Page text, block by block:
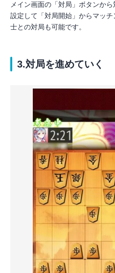
メイン画面の「対局」ボタンか
設定して「対局開始」からマッ
士との対局も可能です。
3.対局を進めていく